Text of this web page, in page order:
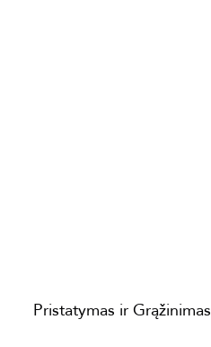
Pristatymas ir Grąžinimas